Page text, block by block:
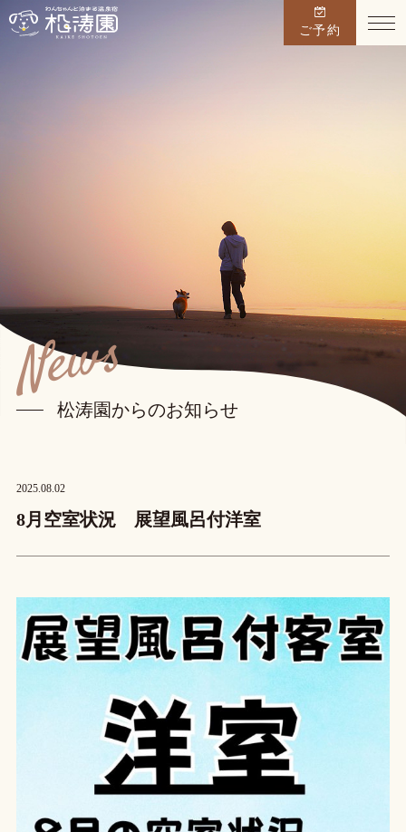
ご予約
アクセス
愛犬宿泊同意書
松涛園からのお知らせ
宿泊プラン・ご予約
お電話でのお問い合わせ
TEL.0859-22-3107
(受付時間 9:00~17:00)
News
松涛園からのお知らせ
2025.08.02
8月空室状況 展望風呂付洋室